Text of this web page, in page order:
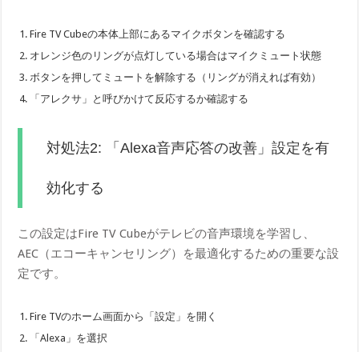
Fire TV Cubeの本体上部にあるマイクボタンを確認する
オレンジ色のリングが点灯している場合はマイクミュート状態
ボタンを押してミュートを解除する（リングが消えれば有効）
「アレクサ」と呼びかけて反応するか確認する
対処法2: 「Alexa音声応答の改善」設定を有
効化する
この設定はFire TV Cubeがテレビの音声環境を学習し、
AEC（エコーキャンセリング）を最適化するための重要な設
定です。
Fire TVのホーム画面から「設定」を開く
「Alexa」を選択